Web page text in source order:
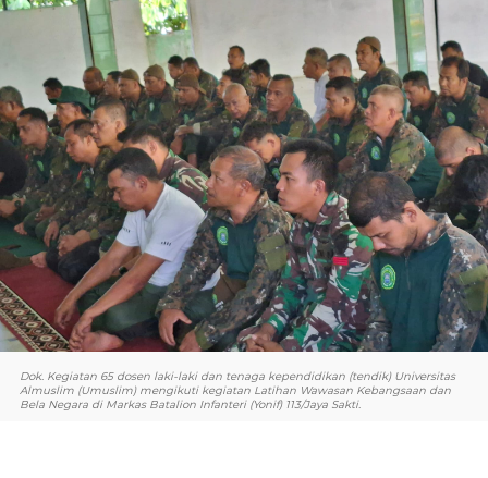
Dok. Kegiatan 65 dosen laki-laki dan tenaga kependidikan (tendik) Universitas
Almuslim (Umuslim) mengikuti kegiatan Latihan Wawasan Kebangsaan dan
Bela Negara di Markas Batalion Infanteri (Yonif) 113/Jaya Sakti.